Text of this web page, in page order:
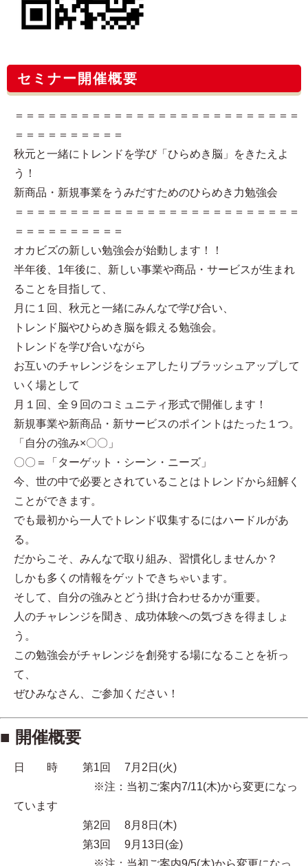
セミナー開催概要
＝＝＝＝＝＝＝＝＝＝＝＝＝＝＝＝＝＝＝＝＝＝＝＝＝＝
＝＝＝＝＝＝＝＝＝＝
秋元と一緒にトレンドを学び「ひらめき脳」をきたえよ
う！
新商品・新規事業をうみだすためのひらめき力勉強会
＝＝＝＝＝＝＝＝＝＝＝＝＝＝＝＝＝＝＝＝＝＝＝＝＝＝
＝＝＝＝＝＝＝＝＝＝
オカビズの新しい勉強会が始動します！！
半年後、1年後に、新しい事業や商品・サービスが生まれ
ることを目指して、
月に１回、秋元と一緒にみんなで学び合い、
トレンド脳やひらめき脳を鍛える勉強会。
トレンドを学び合いながら
お互いのチャレンジをシェアしたりブラッシュアップして
いく場として
月１回、全９回のコミュニティ形式で開催します！
新規事業や新商品・新サービスのポイントはたった１つ。
「自分の強み×〇〇」
〇〇＝「ターゲット・シーン・ニーズ」
今、世の中で必要とされていることはトレンドから紐解く
ことができます。
でも最初から一人でトレンド収集するにはハードルがあ
る。
だからこそ、みんなで取り組み、習慣化しませんか？
しかも多くの情報をゲットできちゃいます。
そして、自分の強みとどう掛け合わせるかが重要。
人のチャレンジを聞き、成功体験への気づきを得ましょ
う。
この勉強会がチャレンジを創発する場になることを祈っ
て、
ぜひみなさん、ご参加ください！
■ 開催概要
日 時 第1回 7月2日(火)
※注：当初ご案内7/11(木)から変更になっ
ています
第2回 8月8日(木)
第3回 9月13日(金)
※注：当初ご案内9/5(木)から変更になっ